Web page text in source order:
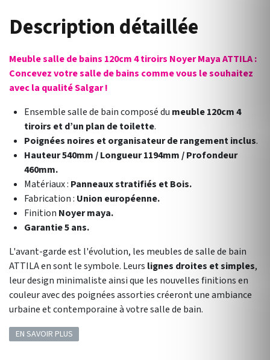
Description détaillée
Meuble salle de bains 120cm 4 tiroirs Noyer Maya ATTILA :
Concevez votre salle de bains comme vous le souhaitez
avec la qualité Salgar !
Ensemble salle de bain composé du meuble 120cm 4
tiroirs et d’un plan de toilette.
Poignées noires et organisateur de rangement inclus.
Hauteur 540mm / Longueur 1194mm / Profondeur
460mm.
Matériaux : Panneaux stratifiés et Bois.
Fabrication : Union européenne.
Finition Noyer maya.
Garantie 5 ans.
L'avant-garde est l'évolution, les meubles de salle de bain
ATTILA en sont le symbole. Leurs lignes droites et simples,
leur design minimaliste ainsi que les nouvelles finitions en
couleur avec des poignées assorties créeront une ambiance
urbaine et contemporaine à votre salle de bain.
EN SAVOIR PLUS